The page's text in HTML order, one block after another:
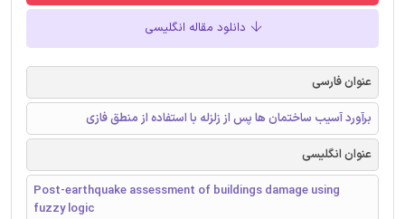
دانلود مقاله انگلیسی
عنوان فارسی
برآورد آسیب ساختمان ها پس از زلزله با استفاده از منطق فازی
عنوان انگلیسی
Post-earthquake assessment of buildings damage using
fuzzy logic